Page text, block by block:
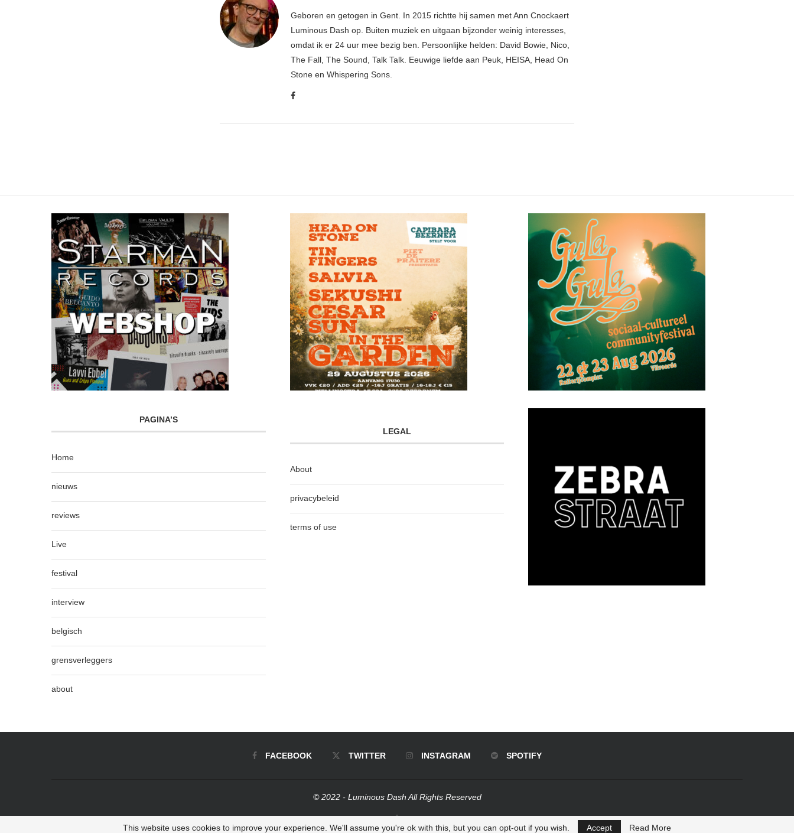
Geboren en getogen in Gent. In 2015 richtte hij samen met Ann Cnockaert
Luminous Dash op. Buiten muziek en uitgaan bijzonder weinig interesses,
omdat ik er 24 uur mee bezig ben. Persoonlijke helden: David Bowie, Nico,
The Fall, The Sound, Talk Talk. Eeuwige liefde aan Peuk, HEISA, Head On
Stone en Whispering Sons.
PAGINA’S
Home
nieuws
reviews
Live
festival
interview
belgisch
grensverleggers
about
LEGAL
About
privacybeleid
terms of use
FACEBOOK TWITTER INSTAGRAM SPOTIFY
© 2022 - Luminous Dash All Rights Reserved
BACK TO TOP
This website uses cookies to improve your experience. We'll assume you're ok with this, but you can opt-out if you wish. Accept Read More